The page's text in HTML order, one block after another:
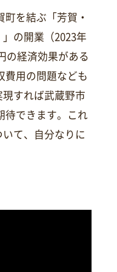
を結ぶ「芳賀・
の開業（2023年
の経済効果がある
費用の問題なども
すれば武蔵野市
待できます。これ
て、自分なりに